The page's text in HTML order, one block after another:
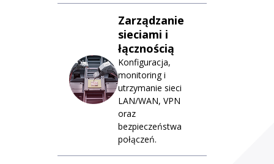
Zarządzanie
sieciami i
łącznością
Konfiguracja,
monitoring i
utrzymanie sieci
LAN/WAN, VPN
oraz
bezpieczeństwa
połączeń.